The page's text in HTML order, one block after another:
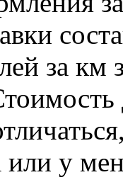
за км
или у